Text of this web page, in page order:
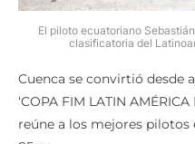
El piloto ecuatoriano
‘COPA FIM LATIN
reúne a los mejores pilotos
85cc.